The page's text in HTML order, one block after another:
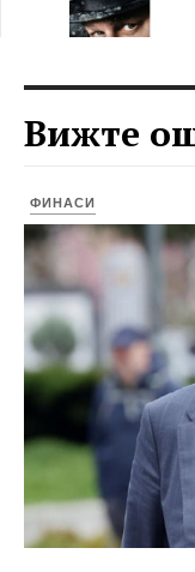
Вижте
ФИНАСИ